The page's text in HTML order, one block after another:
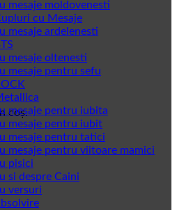
coș.
mesaje moldovenesti
cu Mesaje
mesaje ardelenesti
mesaje oltenesti
mesaje pentru sefu
mesaje pentru iubita
mesaje pentru iubit
mesaje pentru tatici
mesaje pentru viitoare mamici
pisici
si despre Caini
versuri